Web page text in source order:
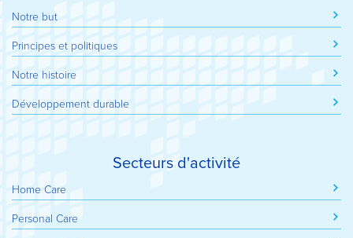
Notre but
Principes et politiques
Notre histoire
Développement durable
Secteurs d'activité
Home Care
Personal Care